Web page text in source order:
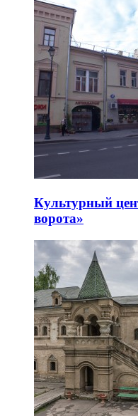
Культурный
ворота»